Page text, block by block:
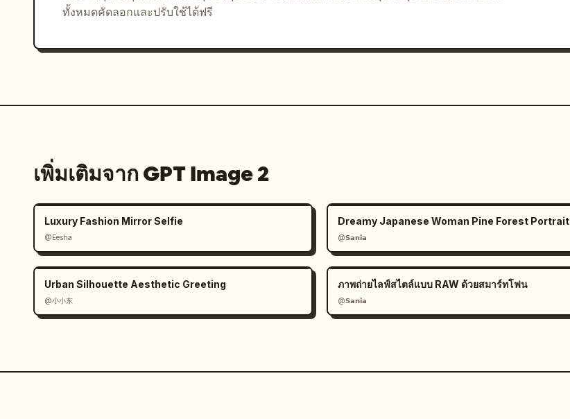
ทั้งหมดคัดลอกและปรับใช้ได้ฟรี
เพิ่มเติมจาก GPT Image 2
Luxury Fashion Mirror Selfie
@Eesha
Dreamy Japanese Woman Pine Forest Portrait
@𝗦𝗮𝗻𝗶𝗮
Urban Silhouette Aesthetic Greeting
@小小东
ภาพถ่ายไลฟ์สไตล์แบบ RAW ด้วยสมาร์ทโฟน
@𝗦𝗮𝗻𝗶𝗮